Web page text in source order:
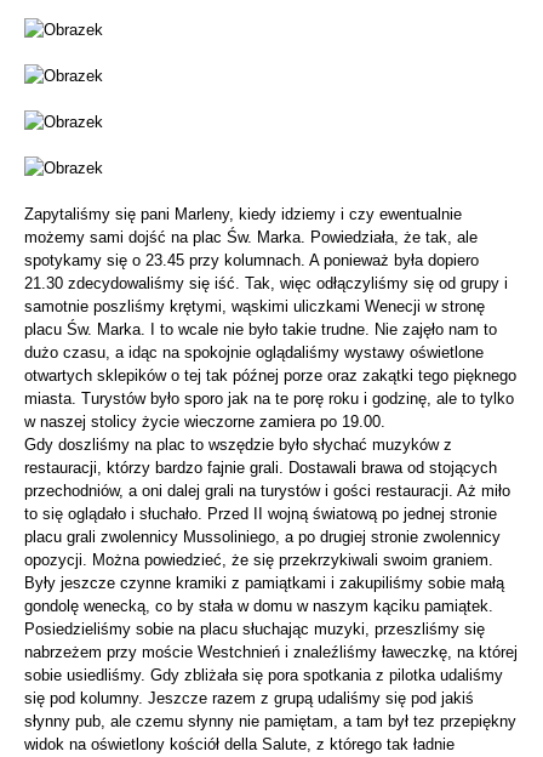
Zapytaliśmy się pani Marleny, kiedy idziemy i czy ewentualnie
możemy sami dojść na plac Św. Marka. Powiedziała, że tak, ale
spotykamy się o 23.45 przy kolumnach. A ponieważ była dopiero
21.30 zdecydowaliśmy się iść. Tak, więc odłączyliśmy się od grupy i
samotnie poszliśmy krętymi, wąskimi uliczkami Wenecji w stronę
placu Św. Marka. I to wcale nie było takie trudne. Nie zajęło nam to
dużo czasu, a idąc na spokojnie oglądaliśmy wystawy oświetlone
otwartych sklepików o tej tak późnej porze oraz zakątki tego pięknego
miasta. Turystów było sporo jak na te porę roku i godzinę, ale to tylko
w naszej stolicy życie wieczorne zamiera po 19.00.
Gdy doszliśmy na plac to wszędzie było słychać muzyków z
restauracji, którzy bardzo fajnie grali. Dostawali brawa od stojących
przechodniów, a oni dalej grali na turystów i gości restauracji. Aż miło
to się oglądało i słuchało. Przed II wojną światową po jednej stronie
placu grali zwolennicy Mussoliniego, a po drugiej stronie zwolennicy
opozycji. Można powiedzieć, że się przekrzykiwali swoim graniem.
Były jeszcze czynne kramiki z pamiątkami i zakupiliśmy sobie małą
gondolę wenecką, co by stała w domu w naszym kąciku pamiątek.
Posiedzieliśmy sobie na placu słuchając muzyki, przeszliśmy się
nabrzeżem przy moście Westchnień i znaleźliśmy ławeczkę, na której
sobie usiedliśmy. Gdy zbliżała się pora spotkania z pilotka udaliśmy
się pod kolumny. Jeszcze razem z grupą udaliśmy się pod jakiś
słynny pub, ale czemu słynny nie pamiętam, a tam był tez przepiękny
widok na oświetlony kościół della Salute, z którego tak ładnie